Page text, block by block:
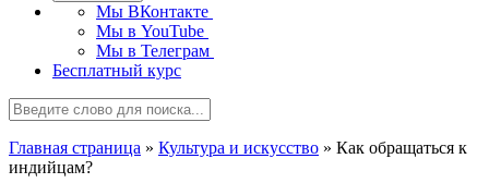
Мы ВКонтакте
Мы в YouTube
Мы в Телеграм
Бесплатный курс
Главная страница » Культура и искусство » Как обращаться к
индийцам?